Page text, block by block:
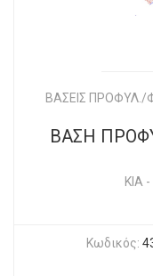
ΒΑΣΕΙΣ ΠΡΟΦΥΛ./
ΒΑΣΗ
KIA -
Κωδικός: